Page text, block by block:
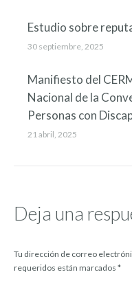
Estudio sobre
30 septiembre, 2025
Manifiesto del
Nacional de la
Personas con
21 abril, 2025
Deja una
Tu dirección de correo
requeridos están marcados *